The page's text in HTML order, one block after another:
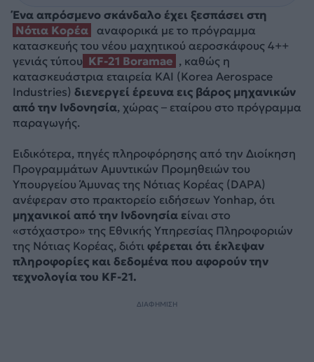
Ένα απρόσμενο σκάνδαλο έχει ξεσπάσει στη
Νότια Κορέα
αναφορικά με το πρόγραμμα
κατασκευής του νέου μαχητικού αεροσκάφους 4++
γενιάς τύπου KF-21 Boramae , καθώς η
κατασκευάστρια εταιρεία KAI (Korea Aerospace
Industries) διενεργεί έρευνα εις βάρος μηχανικών
από την Ινδονησία, χώρας – εταίρου στο πρόγραμμα
παραγωγής.
Ειδικότερα, πηγές πληροφόρησης από την Διοίκηση
Προγραμμάτων Αμυντικών Προμηθειών του
Υπουργείου Άμυνας της Νότιας Κορέας (DAPA)
ανέφεραν στο πρακτορείο ειδήσεων Yonhap, ότι
μηχανικοί από την Ινδονησία είναι στο
«στόχαστρο» της Εθνικής Υπηρεσίας Πληροφοριών
της Νότιας Κορέας, διότι φέρεται ότι έκλεψαν
πληροφορίες και δεδομένα που αφορούν την
τεχνολογία του KF-21.
ΔΙΑΦΗΜΙΣΗ